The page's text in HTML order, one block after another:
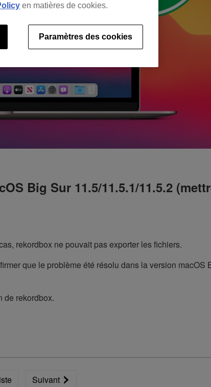
Big Sur 11.5/11.5.1/11.5.2
rekordbox ne pouvait pas exporter les fichiers.
que le problème été résolu dans la version macOS
de rekordbox.
Suivant
en matières de cookies.
Paramètres des cookies